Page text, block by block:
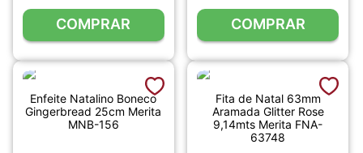
COMPRAR COMPRAR
Enfeite Natalino Boneco
Gingerbread 25cm Merita
MNB-156
Fita de Natal 63mm
Aramada Glitter Rose
9,14mts Merita FNA-
63748